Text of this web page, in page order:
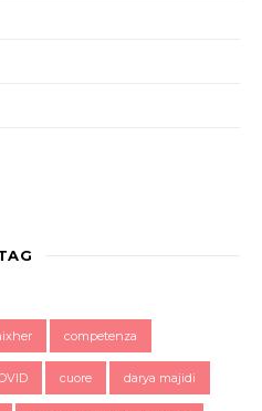
competenza
cuore darya majidi